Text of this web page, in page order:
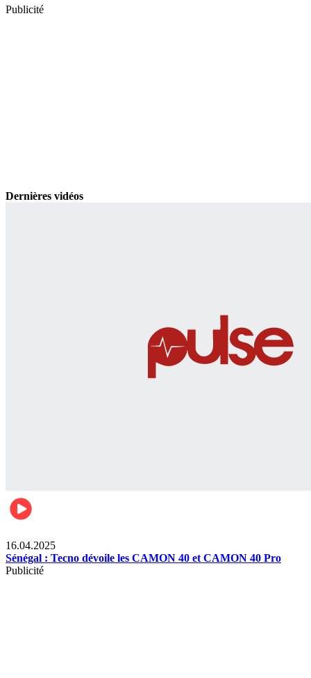
Publicité
Dernières vidéos
16.04.2025
Sénégal : Tecno dévoile les CAMON 40 et CAMON 40 Pro
Publicité